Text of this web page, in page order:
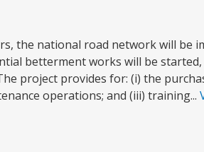
the national road network will be
betterment works will be
project provides for: (i) the
operations; and (iii) training...